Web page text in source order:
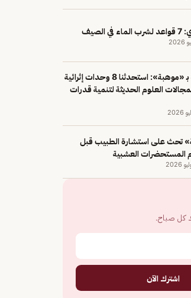
مسؤولة بـ «موهبة»: استحدثنا 8 وحدات إثرائية
العلوم الحديثة لتنمية قدرات
تحث على استشارة الطبيب قبل
المستحضرات العشبية
كل صباح.
اشترك الآن